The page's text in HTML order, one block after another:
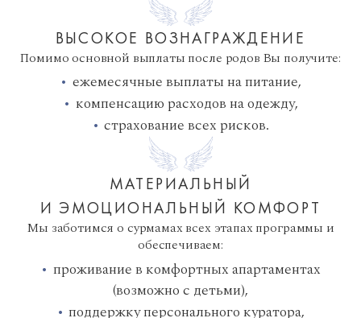
ВЫСОКОЕ ВОЗНАГРАЖДЕНИЕ
Помимо основной выплаты после родов Вы получите:
ежемесячные выплаты на питание,
компенсацию расходов на одежду,
страхование всех рисков.
МАТЕРИАЛЬНЫЙ
И ЭМОЦИОНАЛЬНЫЙ КОМФОРТ
Мы заботимся о сурмамах всех этапах программы и
обеспечиваем:
проживание в комфортных апартаментах
(возможно с детьми),
поддержку персонального куратора,